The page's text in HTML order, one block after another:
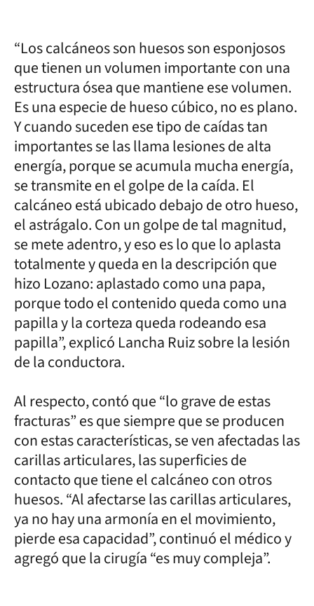
“Los calcáneos son huesos son esponjosos
que tienen un volumen importante con una
estructura ósea que mantiene ese volumen.
Es una especie de hueso cúbico, no es plano.
Y cuando suceden ese tipo de caídas tan
importantes se las llama lesiones de alta
energía, porque se acumula mucha energía,
se transmite en el golpe de la caída. El
calcáneo está ubicado debajo de otro hueso,
el astrágalo. Con un golpe de tal magnitud,
se mete adentro, y eso es lo que lo aplasta
totalmente y queda en la descripción que
hizo Lozano: aplastado como una papa,
porque todo el contenido queda como una
papilla y la corteza queda rodeando esa
papilla”, explicó Lancha Ruiz sobre la lesión
de la conductora.
Al respecto, contó que “lo grave de estas
fracturas” es que siempre que se producen
con estas características, se ven afectadas las
carillas articulares, las superficies de
contacto que tiene el calcáneo con otros
huesos. “Al afectarse las carillas articulares,
ya no hay una armonía en el movimiento,
pierde esa capacidad”, continuó el médico y
agregó que la cirugía “es muy compleja”.